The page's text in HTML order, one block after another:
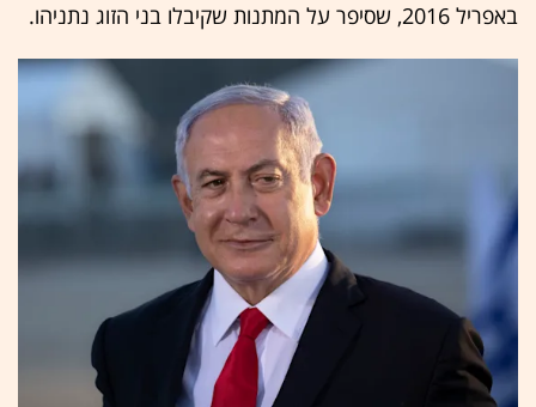
באפריל 2016, שסיפר על המתנות שקיבלו בני הזוג נתניהו.